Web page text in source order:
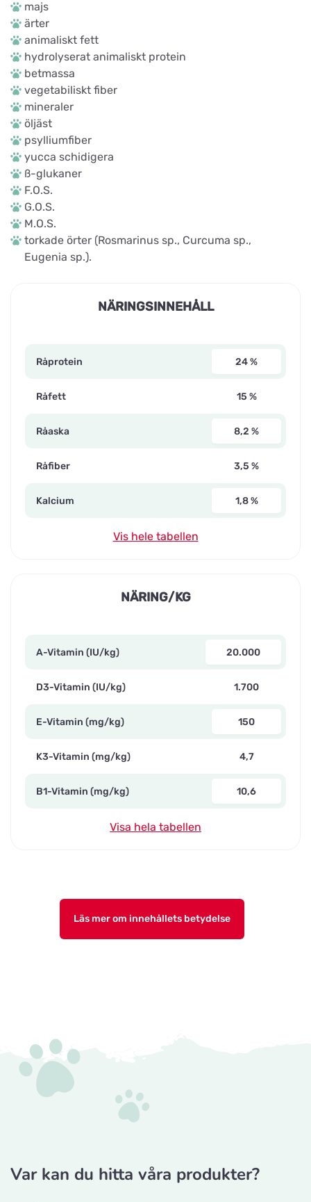
majs
ärter
animaliskt fett
hydrolyserat animaliskt protein
betmassa
vegetabiliskt fiber
mineraler
öljäst
psylliumfiber
yucca schidigera
ß-glukaner
F.O.S.
G.O.S.
M.O.S.
torkade örter (Rosmarinus sp., Curcuma sp.,
Eugenia sp.).
NÄRINGSINNEHÅLL
Råprotein 24 %
Råfett 15 %
Råaska 8,2 %
Råfiber 3,5 %
Kalcium 1,8 %
Vis hele tabellen
NÄRING/KG
A-Vitamin (IU/kg) 20.000
D3-Vitamin (IU/kg) 1.700
E-Vitamin (mg/kg) 150
K3-Vitamin (mg/kg) 4,7
B1-Vitamin (mg/kg) 10,6
Visa hela tabellen
Läs mer om innehållets betydelse
Var kan du hitta våra produkter?